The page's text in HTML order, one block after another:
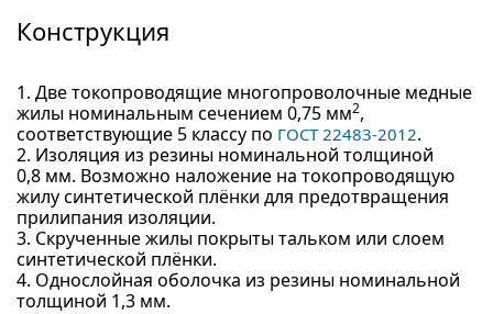
Конструкция
1. Две токопроводящие многопроволочные медные
жилы номинальным сечением 0,75 мм2,
соответствующие 5 классу по ГОСТ 22483-2012.
2. Изоляция из резины номинальной толщиной
0,8 мм. Возможно наложение на токопроводящую
жилу синтетической плёнки для предотвращения
прилипания изоляции.
3. Скрученные жилы покрыты тальком или слоем
синтетической плёнки.
4. Однослойная оболочка из резины номинальной
толщиной 1,3 мм.